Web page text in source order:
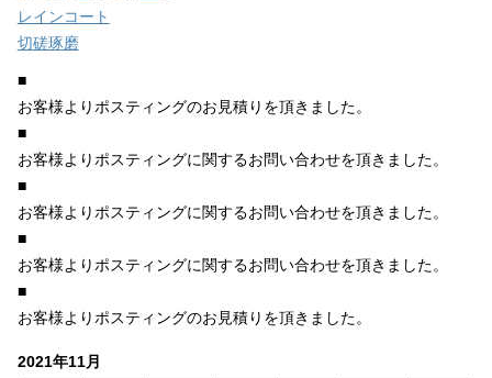
レインコート
切磋琢磨
■
お客様よりポスティングのお見積りを頂きました。
■
お客様よりポスティングに関するお問い合わせを頂きました。
■
お客様よりポスティングに関するお問い合わせを頂きました。
■
お客様よりポスティングに関するお問い合わせを頂きました。
■
お客様よりポスティングのお見積りを頂きました。
2021年11月